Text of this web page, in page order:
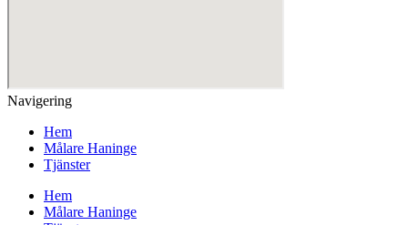
Navigering
Hem
Målare Haninge
Tjänster
Hem
Målare Haninge